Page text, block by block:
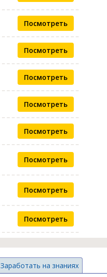
Посмотреть
Посмотреть
Посмотреть
Посмотреть
Посмотреть
Посмотреть
Посмотреть
Посмотреть
Заработать на знаниях